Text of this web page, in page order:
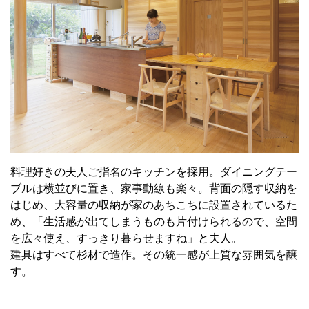
料理好きの夫人ご指名のキッチンを採用。ダイニングテー
ブルは横並びに置き、家事動線も楽々。背面の隠す収納を
はじめ、大容量の収納が家のあちこちに設置されているた
め、「生活感が出てしまうものも片付けられるので、空間
を広々使え、すっきり暮らせますね」と夫人。
建具はすべて杉材で造作。その統一感が上質な雰囲気を醸
す。